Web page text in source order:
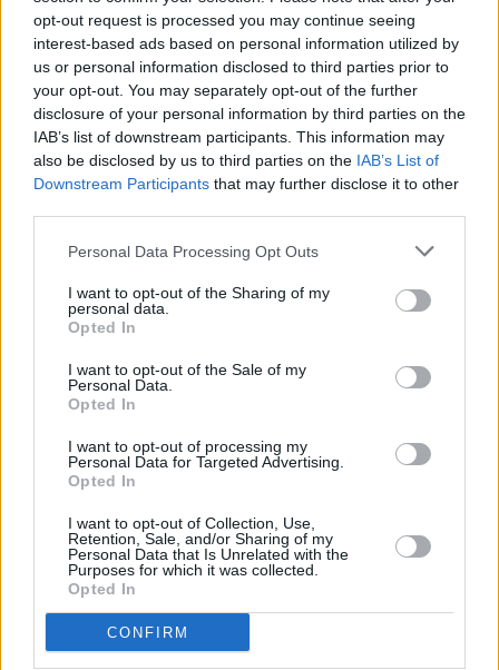
opt-out request is processed you may continue seeing
interest-based ads based on personal information utilized by
us or personal information disclosed to third parties prior to
your opt-out. You may separately opt-out of the further
disclosure of your personal information by third parties on the
IAB’s list of downstream participants. This information may
also be disclosed by us to third parties on the IAB’s List of
Downstream Participants that may further disclose it to other
Personal Data Processing Opt Outs
I want to opt-out of the Sharing of my
personal data.
Opted In
I want to opt-out of the Sale of my
Personal Data.
Opted In
I want to opt-out of processing my
Personal Data for Targeted Advertising.
Opted In
I want to opt-out of Collection, Use,
Retention, Sale, and/or Sharing of my
Personal Data that Is Unrelated with the
Purposes for which it was collected.
Opted In
CONFIRM
Alfa Romeo Alfa Romeo Junior